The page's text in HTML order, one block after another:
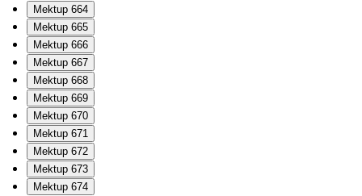
Mektup 664
Mektup 665
Mektup 666
Mektup 667
Mektup 668
Mektup 669
Mektup 670
Mektup 671
Mektup 672
Mektup 673
Mektup 674